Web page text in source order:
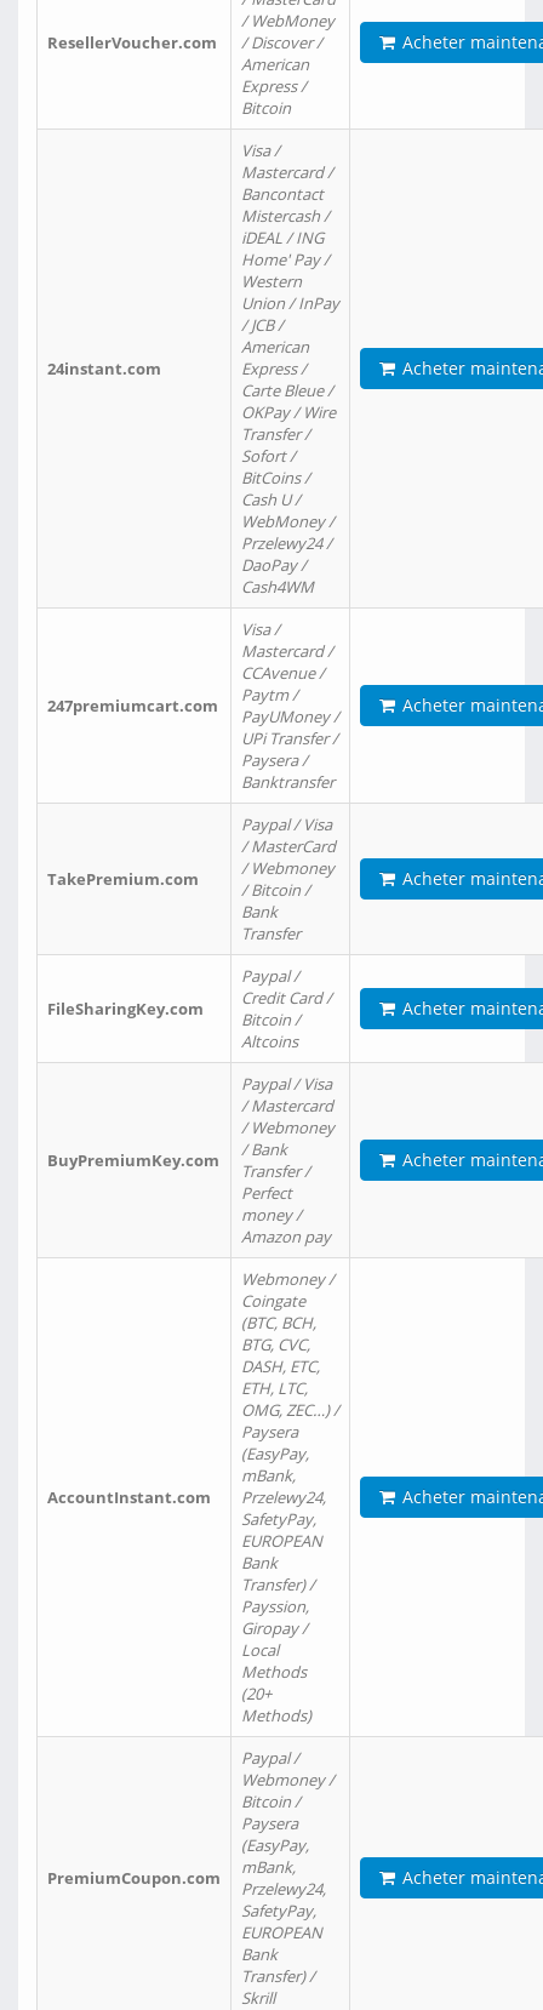
ResellerVoucher.com
/ WebMoney
/ Discover /
American
Express /
Bitcoin
Acheter
24instant.com
Visa /
Mastercard /
Bancontact
Mistercash /
iDEAL / ING
Home' Pay /
Western
Union / InPay
/ JCB /
American
Express /
Carte Bleue /
OKPay / Wire
Transfer /
Sofort /
BitCoins /
Cash U /
WebMoney /
Przelewy24 /
DaoPay /
Cash4WM
Acheter
247premiumcart.com
Visa /
Mastercard /
CCAvenue /
Paytm /
PayUMoney /
UPi Transfer /
Paysera /
Banktransfer
Acheter
TakePremium.com
Paypal / Visa
/ MasterCard
/ Webmoney
/ Bitcoin /
Bank
Transfer
Acheter
FileSharingKey.com
Paypal /
Credit Card /
Bitcoin /
Altcoins
Acheter
BuyPremiumKey.com
Paypal / Visa
/ Mastercard
/ Webmoney
/ Bank
Transfer /
Perfect
money /
Amazon pay
Acheter
AccountInstant.com
Webmoney /
Coingate
(BTC, BCH,
BTG, CVC,
DASH, ETC,
ETH, LTC,
OMG, ZEC…) /
Paysera
(EasyPay,
mBank,
Przelewy24,
SafetyPay,
EUROPEAN
Bank
Transfer) /
Payssion,
Giropay /
Local
Methods
(20+
Methods)
Acheter
PremiumCoupon.com
Paypal /
Webmoney /
Bitcoin /
Paysera
(EasyPay,
mBank,
Przelewy24,
SafetyPay,
EUROPEAN
Bank
Transfer) /
Skrill
Acheter